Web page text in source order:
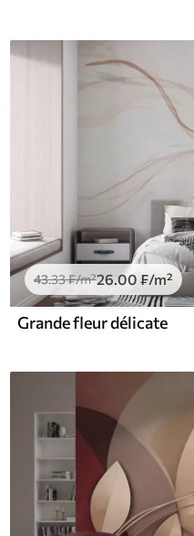
43.33₣/m²26 .00 ₣/m²
Grande fleur délicate